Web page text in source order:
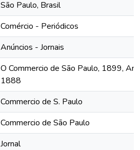
São Paulo, Brasil
Comércio - Periódicos
Anúncios - Jornais
O Commercio de São Paulo, 1899,
1888
Commercio de S. Paulo
Commercio de São Paulo
Jornal